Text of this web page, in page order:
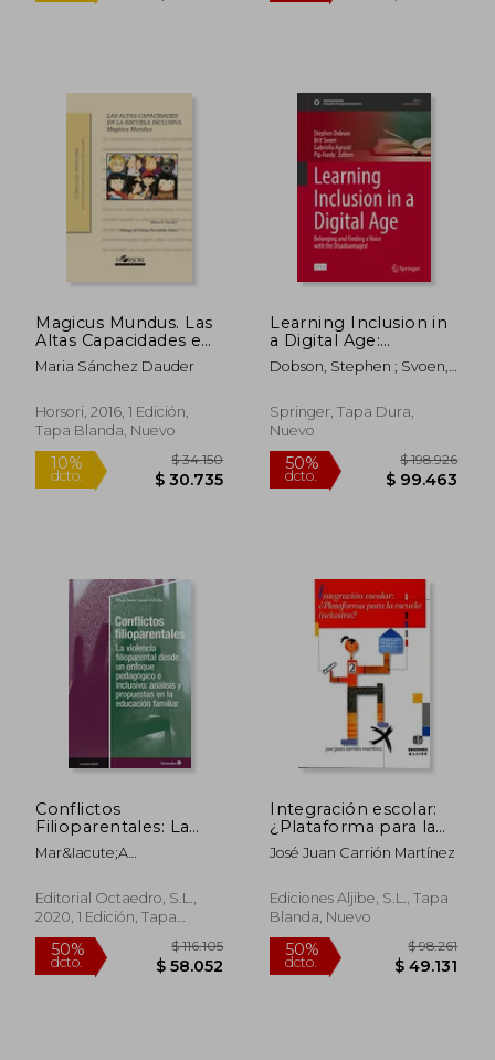
dcto.
10%
dcto. $ 25.016
50%
dcto.
Magicus Mundus. Las
Altas Capacidades en
la Escuela Inclusiva
Maria Sánchez Dauder
Horsori, 2016, 1 Edición,
Tapa Blanda, Nuevo
Learning Inclusion in
a Digital Age:
Belonging and
Finding a Voice with
(en Inglés)
Dobson, Stephen ; Svoen,
Springer, Tapa Dura,
Nuevo
Conflictos
Filioparentales: La
Violencia Filioparental
Desde un Enfoque
Inclusivo: Análisis y
Propuestaas en la
(Universidad)
Mar&Iacute;A
Villalba
Editorial Octaedro, S.L.,
2020, 1 Edición, Tapa
Blanda, Nuevo
Integración escolar:
¿Plataforma para la
escuela inclusiva?
José Juan Carrión Martínez
Ediciones Aljibe, S.L., Tapa
Blanda, Nuevo